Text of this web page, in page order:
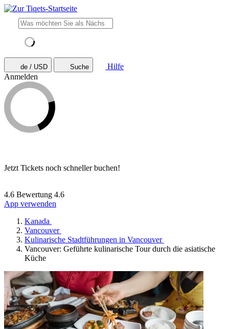
de / USD Suche
Hilfe
Anmelden
Jetzt Tickets noch schneller buchen!
4.6 Bewertung 4.6
App verwenden
Kanada
Vancouver
Kulinarische Stadtführungen in Vancouver
Vancouver: Geführte kulinarische Tour durch die asiatische
Küche